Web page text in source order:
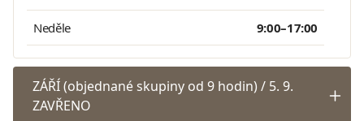
Neděle 9:00–17:00
ZÁŘÍ (objednané skupiny od 9 hodin) / 5. 9.
ZAVŘENO